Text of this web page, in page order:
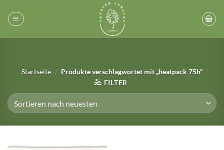
Inhalt
springen
Startseite / Produkte verschlagwortet mit „heatpack 75h“
FILTER